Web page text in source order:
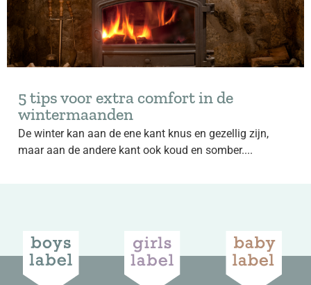
5 tips voor extra comfort in de
wintermaanden
De winter kan aan de ene kant knus en gezellig zijn,
maar aan de andere kant ook koud en somber....